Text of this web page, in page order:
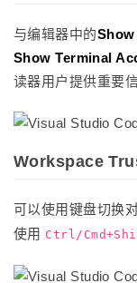
与编辑器中的
Show Terminal
读器用户提供重要信
Workspace
可以使用键盘切换
使用 Ctrl/